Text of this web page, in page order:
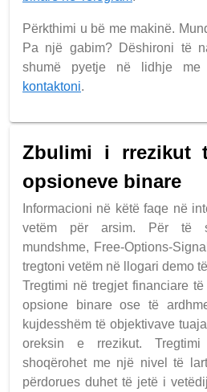
Përkthimi u bë me makinë.
Pa një gabim? Dëshironi të
shumë pyetje në lidhje me
kontaktoni.
Zbulimi i rrezikut
opsioneve binare
Informacioni në këtë faqe në
vetëm për arsim. Për të
mundshme, Free-Options-
tregtoni vetëm në llogari demo
Tregtimi në tregjet financiare
opsione binare ose të
kujdesshëm të objektivave
oreksin e rrezikut.
shoqërohet me një nivel të
përdorues duhet të jetë i